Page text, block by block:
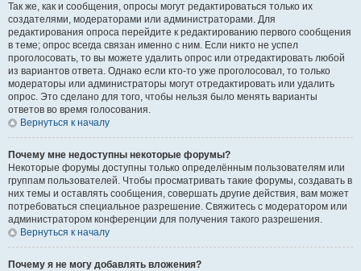
Так же, как и сообщения, опросы могут редактироваться только их
создателями, модераторами или администраторами. Для
редактирования опроса перейдите к редактированию первого сообщения
в теме; опрос всегда связан именно с ним. Если никто не успел
проголосовать, то вы можете удалить опрос или отредактировать любой
из вариантов ответа. Однако если кто-то уже проголосовал, то только
модераторы или администраторы могут отредактировать или удалить
опрос. Это сделано для того, чтобы нельзя было менять варианты
ответов во время голосования.
Вернуться к началу
Почему мне недоступны некоторые форумы?
Некоторые форумы доступны только определённым пользователям или
группам пользователей. Чтобы просматривать такие форумы, создавать в
них темы и оставлять сообщения, совершать другие действия, вам может
потребоваться специальное разрешение. Свяжитесь с модератором или
администратором конференции для получения такого разрешения.
Вернуться к началу
Почему я не могу добавлять вложения?